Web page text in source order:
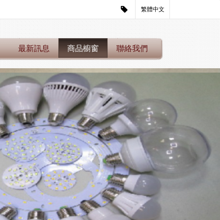
繁體中文
最新訊息 商品櫥窗 聯絡我們